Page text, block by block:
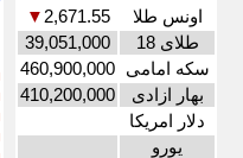
اونس طلا 2,671.55
▼
طلای 18
39,051,000
سکه امامی 460,900,000
بهار ازادی
410,200,000
دلار امریکا
یورو